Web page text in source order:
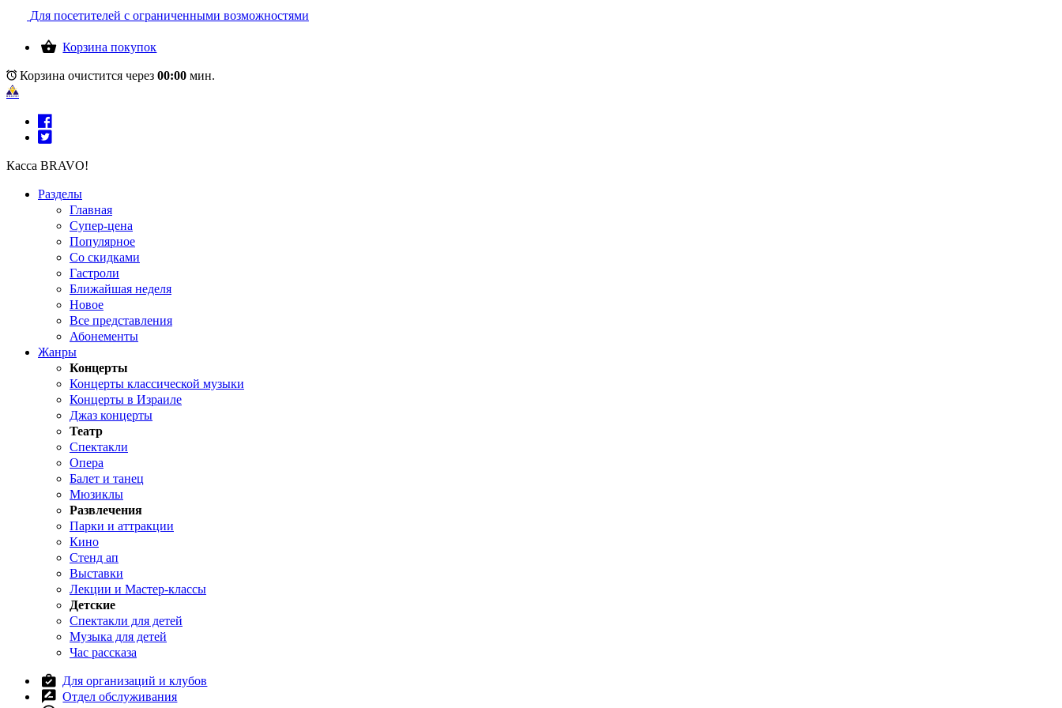
Для посетителей с ограниченными возможностями
Корзина покупок
Корзина очистится через 00:00 мин.
Касса BRAVO!
Разделы
Главная
Супер-цена
Популярное
Со скидками
Гастроли
Ближайшая неделя
Новое
Все представления
Абонементы
Жанры
Концерты
Концерты классической музыки
Концерты в Израиле
Джаз концерты
Театр
Спектакли
Опера
Балет и танец
Мюзиклы
Развлечения
Парки и аттракции
Кино
Стенд ап
Выставки
Лекции и Мастер-классы
Детские
Спектакли для детей
Музыка для детей
Час рассказа
Для организаций и клубов
Отдел обслуживания